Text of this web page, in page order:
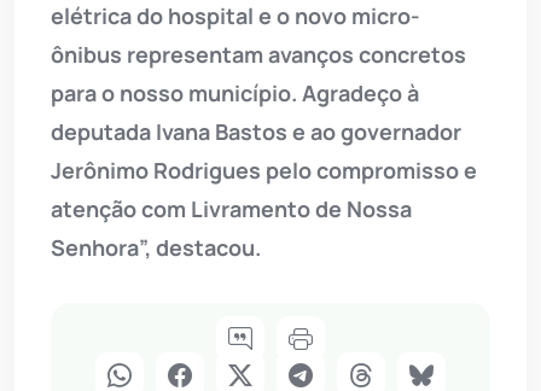
elétrica do hospital e o novo micro-
ônibus representam avanços concretos
para o nosso município. Agradeço à
deputada Ivana Bastos e ao governador
Jerônimo Rodrigues pelo compromisso e
atenção com Livramento de Nossa
Senhora”, destacou.